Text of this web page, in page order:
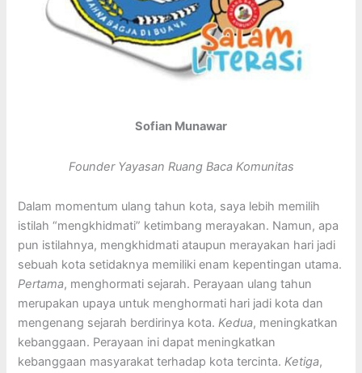
Sofian Munawar
Founder Yayasan Ruang Baca Komunitas
Dalam momentum ulang tahun kota, saya lebih memilih
istilah “mengkhidmati” ketimbang merayakan. Namun, apa
pun istilahnya, mengkhidmati ataupun merayakan hari jadi
sebuah kota setidaknya memiliki enam kepentingan utama.
Pertama, menghormati sejarah. Perayaan ulang tahun
merupakan upaya untuk menghormati hari jadi kota dan
mengenang sejarah berdirinya kota.Kedua, meningkatkan
kebanggaan. Perayaan ini dapat meningkatkan
kebanggaan masyarakat terhadap kota tercinta.Ketiga,